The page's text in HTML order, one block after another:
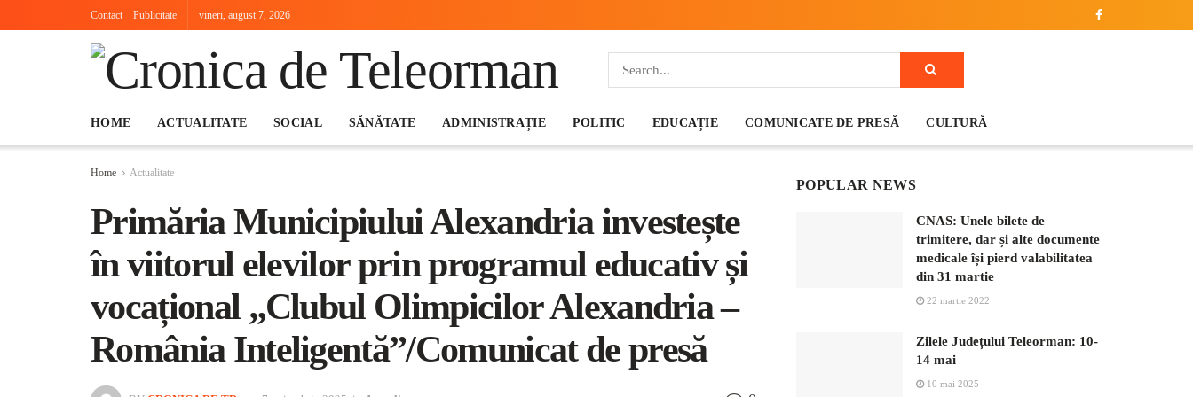
Contact Publicitate vineri, august 7, 2026
HOME ACTUALITATE SOCIAL SĂNĂTATE ADMINISTRAȚIE POLITIC EDUCAȚIE COMUNICATE DE PRESĂ CULTURĂ
Home Actualitate
Primăria Municipiului Alexandria investește
în viitorul elevilor prin programul educativ și
vocațional „Clubul Olimpicilor Alexandria –
România Inteligentă”/Comunicat de presă
POPULAR NEWS
CNAS: Unele bilete de
trimitere, dar și alte documente
medicale își pierd valabilitatea
din 31 martie
22 martie 2022
Zilele Județului Teleorman: 10-
14 mai
10 mai 2025